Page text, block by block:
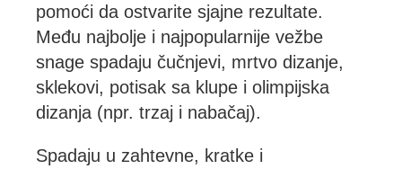
pomoći da ostvarite sjajne rezultate.
Među najbolje i najpopularnije vežbe
snage spadaju čučnjevi, mrtvo dizanje,
sklekovi, potisak sa klupe i olimpijska
dizanja (npr. trzaj i nabačaj).
Spadaju u zahtevne, kratke i